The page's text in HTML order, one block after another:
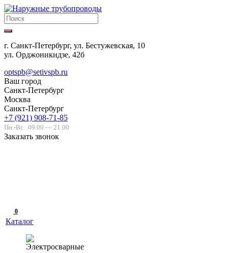
г. Санкт-Петербург, ул. Бестужевская, 10
ул. Орджоникидзе, 42б
optspb@setivspb.ru
Ваш город
Санкт-Петербург
Москва
Санкт-Петербург
+7 (921) 908-71-85
Пн.-Вс. 09.00 — 21.00
Заказать звонок
0
Каталог